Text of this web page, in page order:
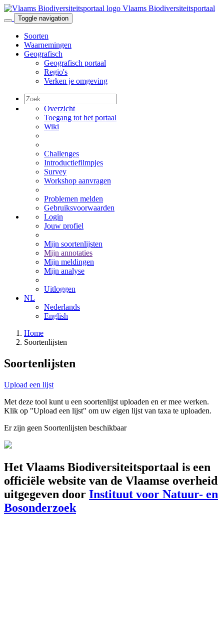
Vlaams Biodiversiteitsportaal
Toggle navigation
Soorten
Waarnemingen
Geografisch
Geografisch portaal
Regio's
Verken je omgeving
Overzicht
Toegang tot het portaal
Wiki
Challenges
Introductiefilmpjes
Survey
Workshop aanvragen
Problemen melden
Gebruiksvoorwaarden
Login
Jouw profiel
Mijn soortenlijsten
Mijn annotaties
Mijn meldingen
Mijn analyse
Uitloggen
NL
Nederlands
English
Home
Soortenlijsten
Soortenlijsten
Upload een lijst
Met deze tool kunt u een soortenlijst uploaden en er mee werken.
Klik op "Upload een lijst" om uw eigen lijst van taxa te uploaden.
Er zijn geen Soortenlijsten beschikbaar
Het Vlaams Biodiversiteitsportaal is een
officiële website van de Vlaamse overheid
uitgegeven door Instituut voor Natuur- en
Bosonderzoek